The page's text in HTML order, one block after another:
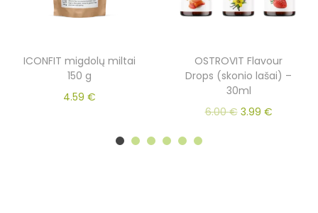
ICONFIT migdolų miltai
150 g
4.59 €
OSTROVIT Flavour
Drops (skonio lašai) –
30ml
6.00€ 3.99 €